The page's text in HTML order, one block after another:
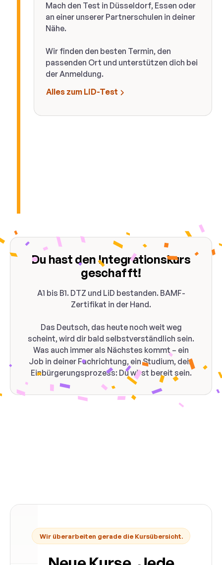
Mach den Test in Düsseldorf, Essen oder
an einer unserer Partnerschulen in deiner
Nähe.
Wir finden den besten Termin, den
passenden Ort und unterstützen dich bei
der Anmeldung.
Alles zum LiD-Test
Du hast den Integrationskurs
geschafft!
A1 bis B1. DTZ und LiD bestanden. BAMF-
Zertifikat in der Hand.
Das Deutsch, das heute noch weit weg
scheint, wird dir bald selbstverständlich sein.
Was auch immer als Nächstes kommt – ein
Job in deiner Fachrichtung, ein Studium, dein
Einbürgerungsprozess: Du wirst bereit sein.
Wir überarbeiten gerade die Kursübersicht.